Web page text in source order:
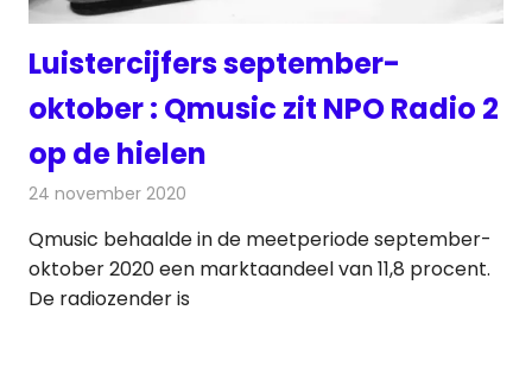
Luistercijfers september-
oktober : Qmusic zit NPO Radio 2
op de hielen
24 november 2020
Qmusic behaalde in de meetperiode september-
oktober 2020 een marktaandeel van 11,8 procent.
De radiozender is